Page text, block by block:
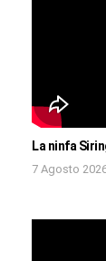
La ninfa
7 Agosto